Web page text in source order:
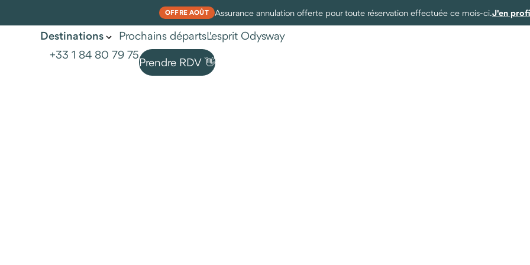
OFFRE AOÛT Assurance annulation offerte pour toute réservation effectuée ce mois-ci.J'en
Destinations Prochains départsL'esprit Odysway
+33 1 84 80 79 75Prendre RDV 👋